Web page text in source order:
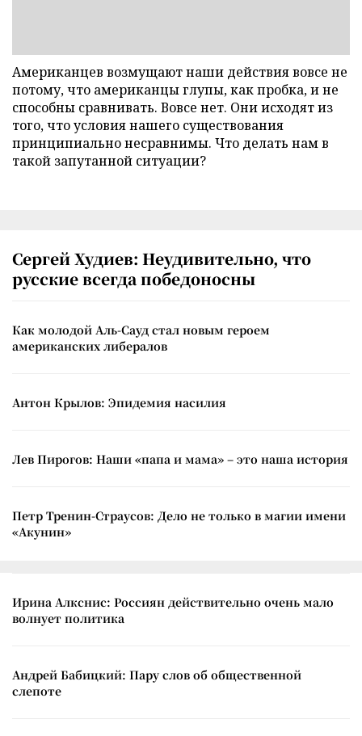
Американцев возмущают наши действия вовсе не
потому, что американцы глупы, как пробка, и не
способны сравнивать. Вовсе нет. Они исходят из
того, что условия нашего существования
принципиально несравнимы. Что делать нам в
такой запутанной ситуации?
Сергей Худиев: Неудивительно, что
русские всегда победоносны
Как молодой Аль-Сауд стал новым героем
американских либералов
Антон Крылов: Эпидемия насилия
Лев Пирогов: Наши «папа и мама» – это наша история
Петр Тренин-Страусов: Дело не только в магии имени
«Акунин»
Ирина Алкснис: Россиян действительно очень мало
волнует политика
Андрей Бабицкий: Пару слов об общественной
слепоте